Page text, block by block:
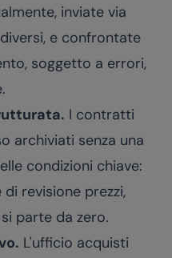
inviate via
e confrontate
soggetto a errori,
I contratti
archiviati senza una
condizioni chiave:
di revisione prezzi,
parte da zero.
L'ufficio acquisti